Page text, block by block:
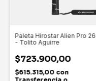
Paleta Hirostar Alien Pro 26
- Tolito Aguirre
$723.900,00
$615.315,00 con